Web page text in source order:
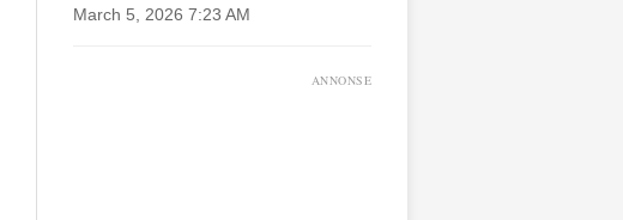
March 5, 2026 7:23 AM
ANNONSE